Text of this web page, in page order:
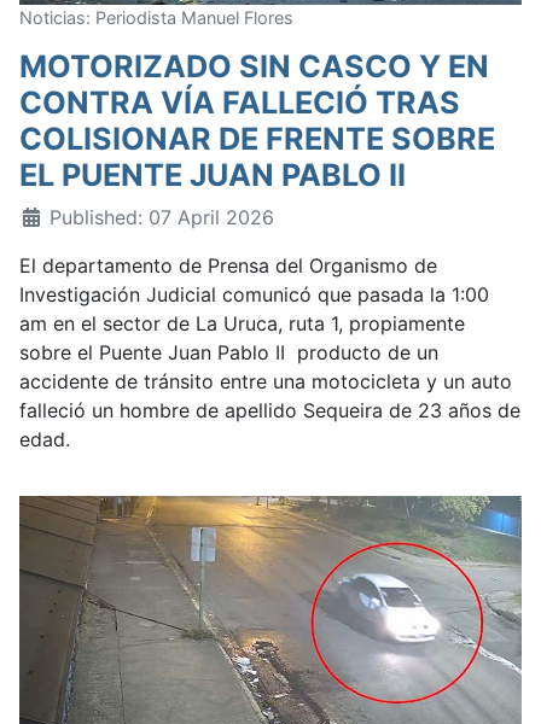
Noticias: Periodista Manuel Flores
MOTORIZADO SIN CASCO Y EN
CONTRA VÍA FALLECIÓ TRAS
COLISIONAR DE FRENTE SOBRE
EL PUENTE JUAN PABLO II
Published: 07 April 2026
El departamento de Prensa del Organismo de
Investigación Judicial comunicó que pasada la 1:00
am en el sector de La Uruca, ruta 1, propiamente
sobre el Puente Juan Pablo II producto de un
accidente de tránsito entre una motocicleta y un auto
falleció un hombre de apellido Sequeira de 23 años de
edad.